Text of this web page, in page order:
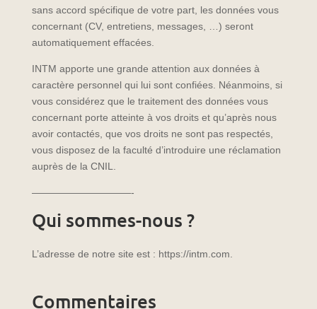
sans accord spécifique de votre part, les données vous
concernant (CV, entretiens, messages, …) seront
automatiquement effacées.
INTM apporte une grande attention aux données à
caractère personnel qui lui sont confiées. Néanmoins, si
vous considérez que le traitement des données vous
concernant porte atteinte à vos droits et qu’après nous
avoir contactés, que vos droits ne sont pas respectés,
vous disposez de la faculté d’introduire une réclamation
auprès de la CNIL.
——————————-
Qui sommes-nous ?
L’adresse de notre site est : https://intm.com.
Commentaires